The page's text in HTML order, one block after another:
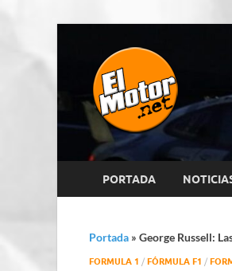
PORTADA
Portada » George Russell:
FORMULA 1 / FÓRMULA F1 /